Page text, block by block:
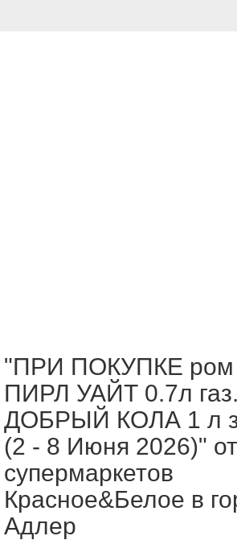
"ПРИ ПОКУПКЕ
ПИРЛ УАЙТ 0.7л
ДОБРЫЙ КОЛА 1 л
(2 - 8 Июня 2026)" от
супермаркетов
Красное&Белое в
Адлер